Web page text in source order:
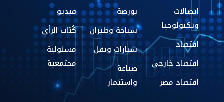
اتصالات
وتكنولوجيا
اقتصاد
اقتصاد خارجي
اقتصاد مصر
بورصة
سياحة وطيران
سيارات ونقل
صناعة
واستثمار
فيديو
كُتاب الرأي
مسئولية
مجتمعية